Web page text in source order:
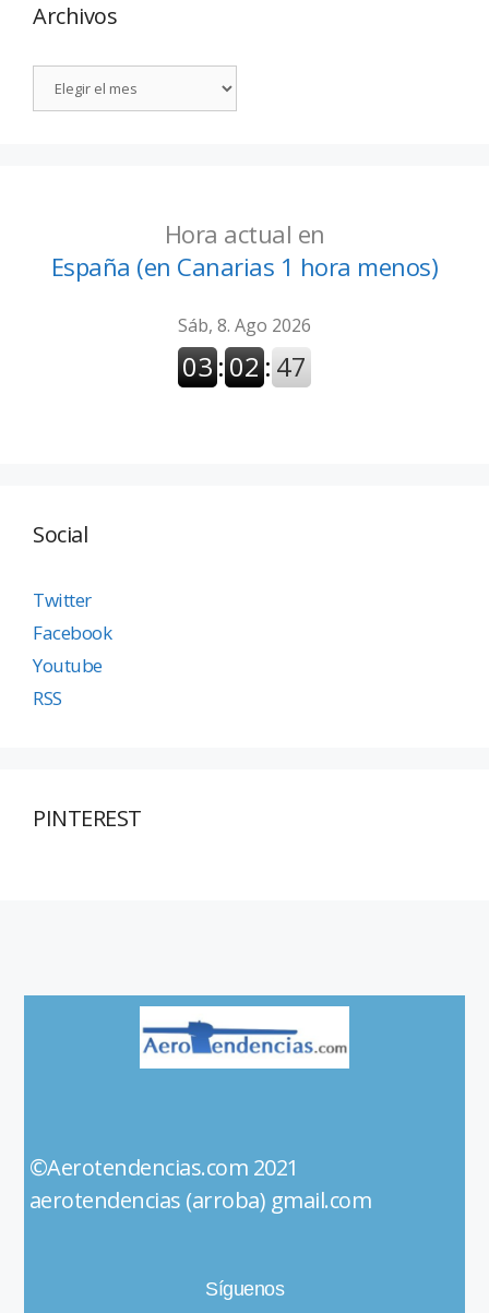
Archivos
Hora actual en
España (en Canarias 1 hora menos)
Social
Twitter
Facebook
Youtube
RSS
PINTEREST
©Aerotendencias.com 2021
aerotendencias (arroba) gmail.com
Síguenos